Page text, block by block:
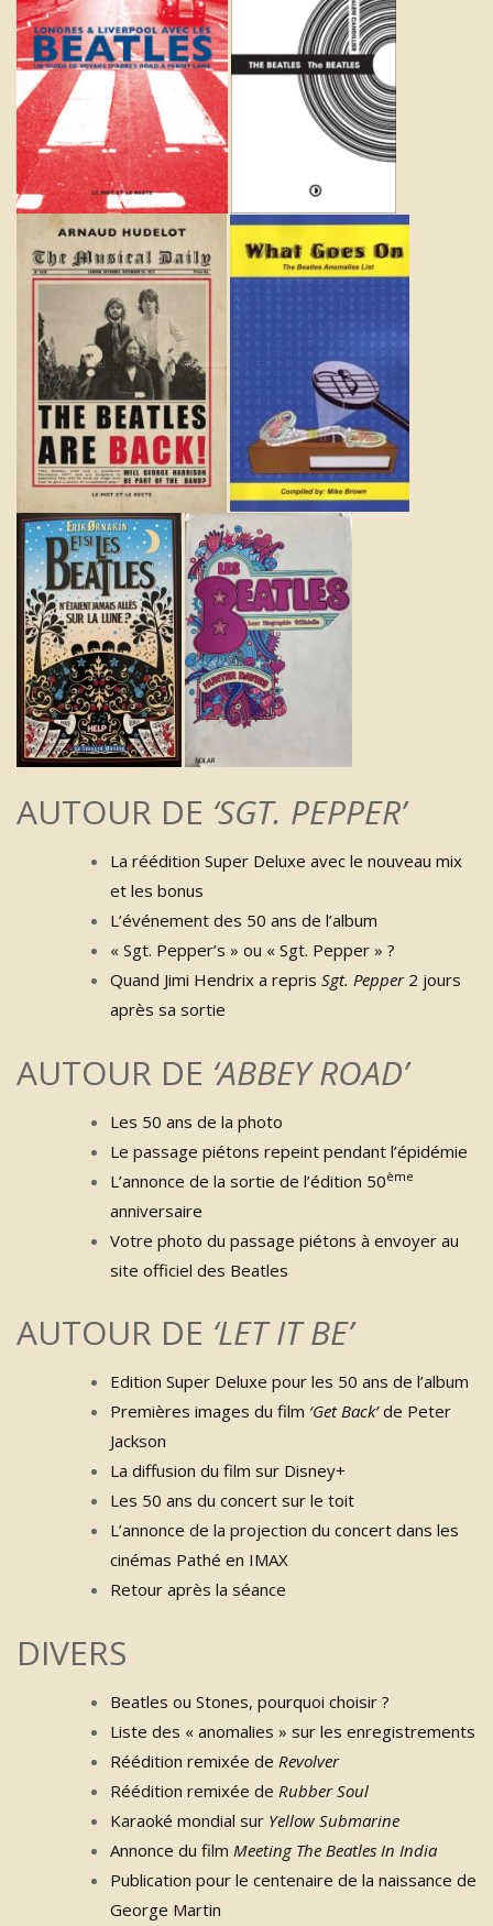
AUTOUR DE ‘SGT. PEPPER’
La réédition Super Deluxe avec le nouveau mix
et les bonus
L’événement des 50 ans de l’album
« Sgt. Pepper’s » ou « Sgt. Pepper » ?
Quand Jimi Hendrix a repris Sgt. Pepper2 jours
après sa sortie
AUTOUR DE ‘ABBEY ROAD’
Les 50 ans de la photo
Le passage piétons repeint pendant l’épidémie
L’annonce de la sortie de l’édition 50ème
anniversaire
Votre photo du passage piétons à envoyer au
site officiel des Beatles
AUTOUR DE ‘LET IT BE’
Edition Super Deluxe pour les 50 ans de l’album
Premières images du film ‘Get Back’de Peter
Jackson
La diffusion du film sur Disney+
Les 50 ans du concert sur le toit
L’annonce de la projection du concert dans les
cinémas Pathé en IMAX
Retour après la séance
DIVERS
Beatles ou Stones, pourquoi choisir ?
Liste des « anomalies » sur les enregistrements
Réédition remixée de Revolver
Réédition remixée de Rubber Soul
Karaoké mondial sur Yellow Submarine
Annonce du film Meeting The Beatles In India
Publication pour le centenaire de la naissance de
George Martin